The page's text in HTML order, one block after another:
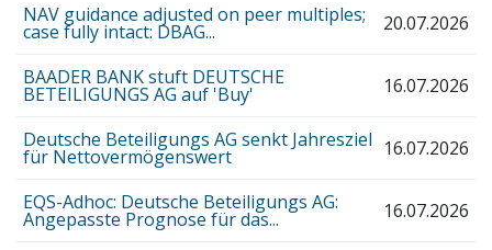
NAV guidance adjusted on peer multiples;
case fully intact: DBAG... 20.07.2026
BAADER BANK stuft DEUTSCHE
BETEILIGUNGS AG auf 'Buy' 16.07.2026
Deutsche Beteiligungs AG senkt Jahresziel
für Nettovermögenswert 16.07.2026
EQS-Adhoc: Deutsche Beteiligungs AG:
Angepasste Prognose für das... 16.07.2026